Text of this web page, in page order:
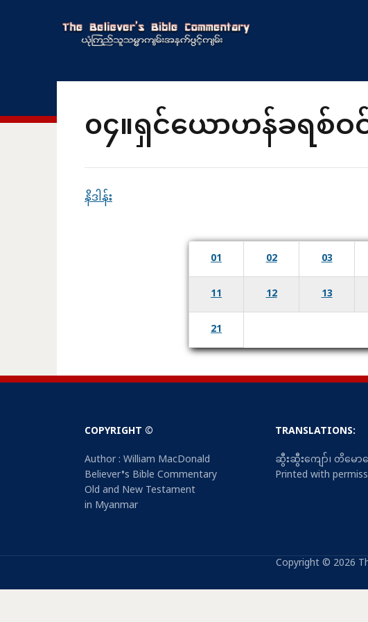
၀၄။ရှင်ယောဟန်ခရစ်ဝ
နိဒါန်း
01 02 03
11
12 13
21
COPYRIGHT ©
Author : William MacDonald
Believer’s Bible Commentary
Old and New Testament
in Myanmar
TRANSLATIONS:
ဆွီးဆွီးကျော်၊ တိမေ
Printed with
Copyright © 2026